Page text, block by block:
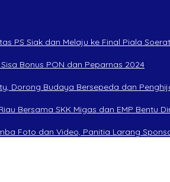
PS Siak dan Melaju ke Final Piala
Bonus PON dan Peparnas 2024
Dorong Budaya Bersepeda dan
Bersama SKK Migas dan EMP Bentu
Foto dan Video, Panitia Larang